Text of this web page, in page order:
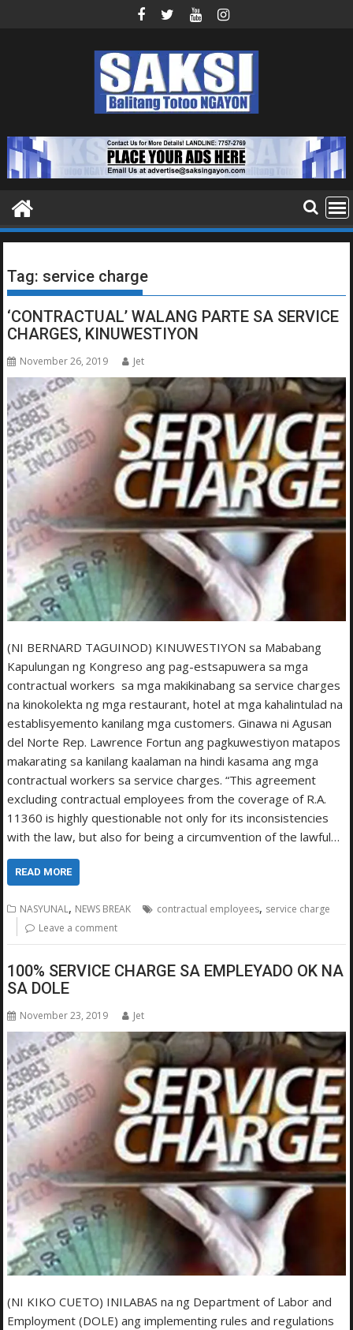
Tag: service charge
‘CONTRACTUAL’ WALANG PARTE SA SERVICE
CHARGES, KINUWESTIYON
November 26, 2019 Jet
(NI BERNARD TAGUINOD) KINUWESTIYON sa Mababang
Kapulungan ng Kongreso ang pag-estsapuwera sa mga
contractual workers sa mga makikinabang sa service charges
na kinokolekta ng mga restaurant, hotel at mga kahalintulad na
establisyemento kanilang mga customers. Ginawa ni Agusan
del Norte Rep. Lawrence Fortun ang pagkuwestiyon matapos
makarating sa kanilang kaalaman na hindi kasama ang mga
contractual workers sa service charges. “This agreement
excluding contractual employees from the coverage of R.A.
11360 is highly questionable not only for its inconsistencies
with the law, but also for being a circumvention of the lawful…
READ MORE
NASYUNAL, NEWS BREAK contractual employees, service charge
Leave a comment
100% SERVICE CHARGE SA EMPLEYADO OK NA
SA DOLE
November 23, 2019 Jet
(NI KIKO CUETO) INILABAS na ng Department of Labor and
Employment (DOLE) ang implementing rules and regulations